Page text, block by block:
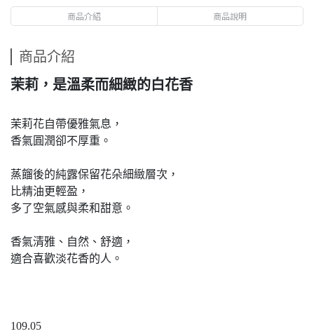
商品介紹 商品說明
商品介紹
茉莉，是溫柔而細緻的白花香
茉莉花自帶優雅氣息，
香氣圓潤卻不厚重。
蒸餾後的純露保留花朵細緻層次，
比精油更輕盈，
多了空氣感與柔和甜意。
香氣清雅、自然、舒適，
適合喜歡淡花香的人。
109.05